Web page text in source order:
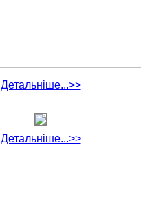
Детальніше...>>
Детальніше...>>